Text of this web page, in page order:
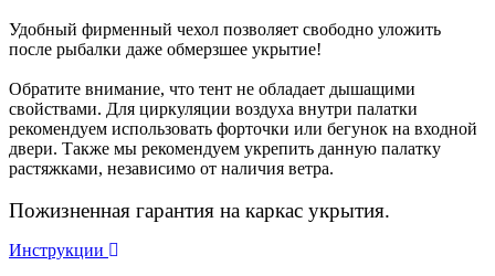
Удобный фирменный чехол позволяет свободно уложить
после рыбалки даже обмерзшее укрытие!
Обратите внимание, что тент не обладает дышащими
свойствами. Для циркуляции воздуха внутри палатки
рекомендуем использовать форточки или бегунок на входной
двери. Также мы рекомендуем укрепить данную палатку
растяжками, независимо от наличия ветра.
Пожизненная гарантия на каркас укрытия.
Инструкции